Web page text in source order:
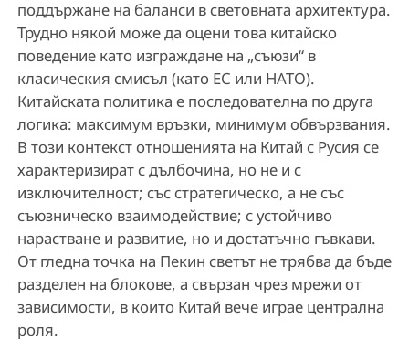
поддържане на баланси в световната архитектура.
Трудно някой може да оцени това китайско
поведение като изграждане на „съюзи“ в
класическия смисъл (като ЕС или НАТО).
Китайската политика е последователна по друга
логика: максимум връзки, минимум обвързвания.
В този контекст отношенията на Китай с Русия се
характеризират с дълбочина, но не и с
изключителност; със стратегическо, а не със
съюзническо взаимодействие; с устойчиво
нарастване и развитие, но и достатъчно гъвкави.
От гледна точка на Пекин светът не трябва да бъде
разделен на блокове, а свързан чрез мрежи от
зависимости, в които Китай вече играе централна
роля.